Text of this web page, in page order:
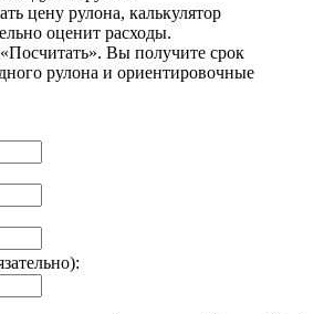
цену рулона, калькулятор
оценит расходы.
Вы получите срок
рулона и ориентировочные